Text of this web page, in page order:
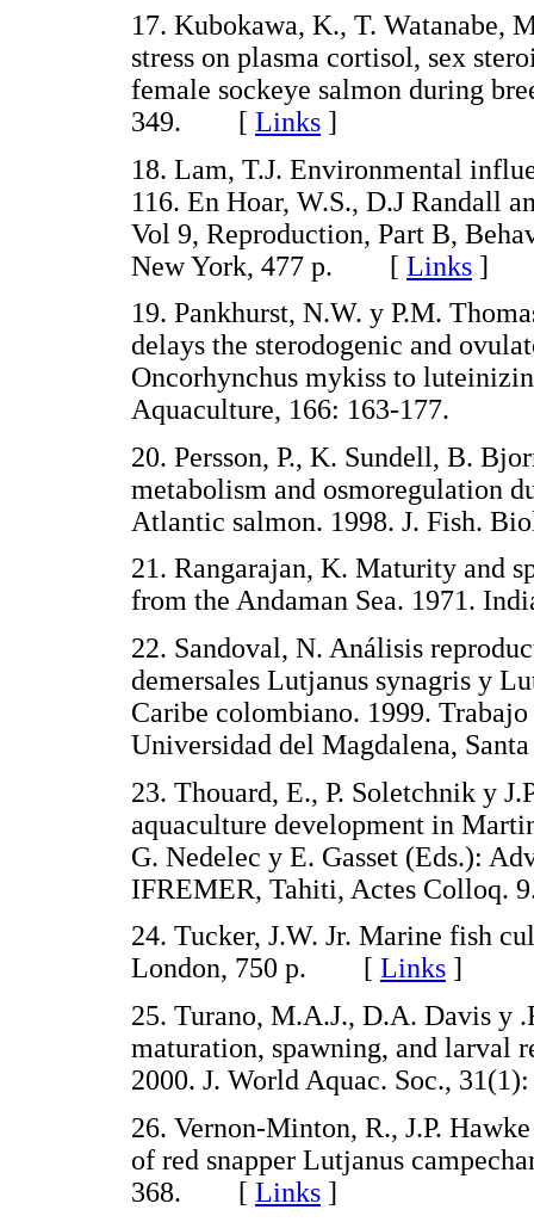
17. Kubokawa, K., T. Watanabe,
stress on plasma cortisol, sex
female sockeye salmon during
349. [ Links ]
18. Lam, T.J. Environmental
116. En Hoar, W.S., D.J Randall
Vol 9, Reproduction, Part B,
New York, 477 p. [ Links ]
19. Pankhurst, N.W. y P.M.
delays the sterodogenic and
Oncorhynchus mykiss to
Aquaculture, 166: 163-177.
20. Persson, P., K. Sundell, B.
metabolism and osmoregulation
Atlantic salmon. 1998. J. Fish.
21. Rangarajan, K. Maturity and
from the Andaman Sea. 1971.
22. Sandoval, N. Análisis
demersales Lutjanus synagris y
Caribe colombiano. 1999.
Universidad del Magdalena,
23. Thouard, E., P. Soletchnik y
aquaculture development in
G. Nedelec y E. Gasset (Eds.):
IFREMER, Tahiti, Actes
24. Tucker, J.W. Jr. Marine fish
London, 750 p. [ Links ]
25. Turano, M.A.J., D.A. Davis y
maturation, spawning, and larval
2000. J. World Aquac. Soc.,
26. Vernon-Minton, R., J.P.
of red snapper Lutjanus
368. [ Links ]